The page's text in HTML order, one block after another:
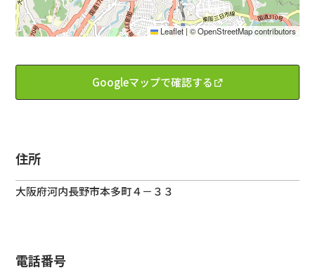
Leaflet | ©OpenStreetMapcontributors
Googleマップで確認する
住所
大阪府河内長野市本多町４－３３
電話番号